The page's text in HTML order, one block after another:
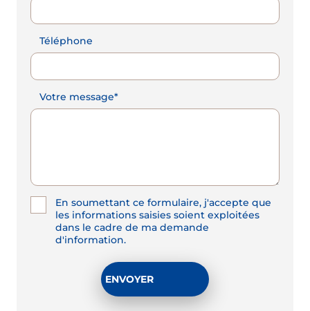
Téléphone
Votre message*
En soumettant ce formulaire, j'accepte que
les informations saisies soient exploitées
dans le cadre de ma demande
d'information.